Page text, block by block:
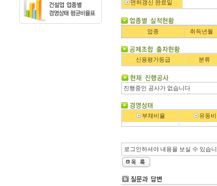
면허갱신 완료일
업종 취득년월
신용평가등급 분류
진행중인 공사가 없습니다
부채비율 유동
로그인하셔야 내용을 보실 수 있습